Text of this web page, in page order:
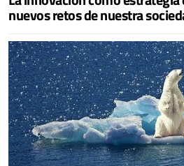
nuevos retos de nuestra